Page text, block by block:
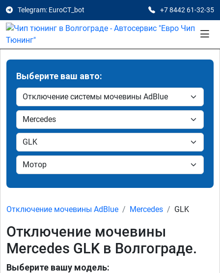
Telegram: EuroCT_bot +7 8442 61-32-35
Выберите ваш авто:
Отключение мочевины AdBlue Mercedes GLK
Отключение мочевины
Mercedes GLK в Волгограде.
Выберите вашу модель: